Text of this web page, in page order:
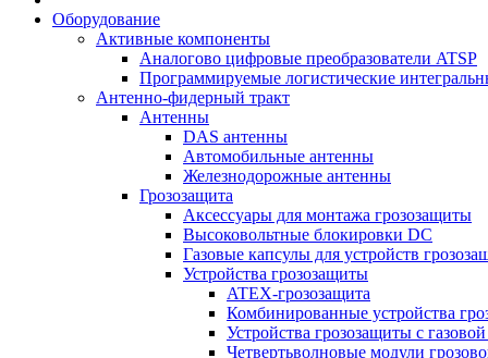
Оборудование
Активные компоненты
Аналогово цифровые преобразователи ATSP
Программируемые логистические
Антенно-фидерный тракт
Антенны
DAS антенны
Автомобильные антенны
Железнодорожные антенны
Грозозащита
Аксессуары для монтажа грозозащиты
Высоковольтные блокировки DC
Газовые капсулы для устройств
Устройства грозозащиты
ATEX-грозозащита
Комбинированные устройства
Устройства грозозащиты с
Четвертьволновые модули